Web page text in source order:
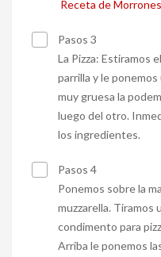
Receta de
Pasos 3
La Pizza: Estiramos
parrilla y le ponemos
muy gruesa la
luego del otro.
los ingredientes.
Pasos 4
Ponemos sobre la
muzzarella. Tiramos
condimento para
Arriba le ponemos